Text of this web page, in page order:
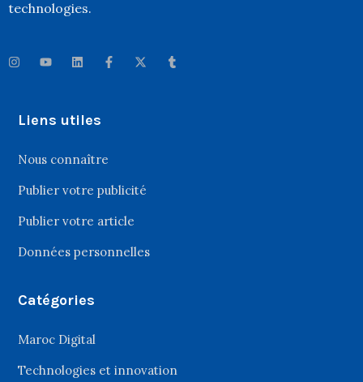
technologies.
Liens utiles
Nous connaître
Publier votre publicité
Publier votre article
Données personnelles
Catégories
Maroc Digital
Technologies et innovation